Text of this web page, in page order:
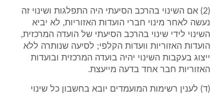
(2) אם השינוי בהרכב הסיעתי היה התפלגות ושינוי זה
נעשה לאחר מינוי חברי הועדות האזוריות, לא יביא
השינוי לידי שינוי בהרכב הסיעתי של הועדה המרכזית,
הועדות האזוריות וועדות הקלפי; לסיעה שנותרה ללא
ייצוג בעקבות השינוי יהיה בועדה המרכזית ובועדות
האזוריות חבר אחד בדעה מייעצת.
(ד) לענין רשימות המועמדים יובא בחשבון כל שינוי